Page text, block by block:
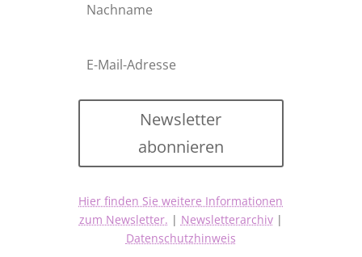
Newsletter
abonnieren
Hier finden Sie weitere Informationen
zum Newsletter. | Newsletterarchiv|
Datenschutzhinweis